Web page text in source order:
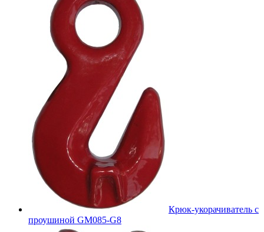
Крюк-укорачиватель с
проушиной GM085-G8